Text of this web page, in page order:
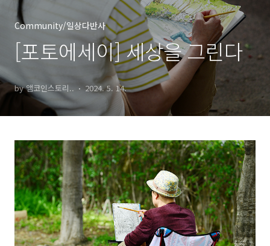
Community/일상다반사
[포토에세이] 세상을 그린다
by 앰코인스토리.. 2024. 5. 14.